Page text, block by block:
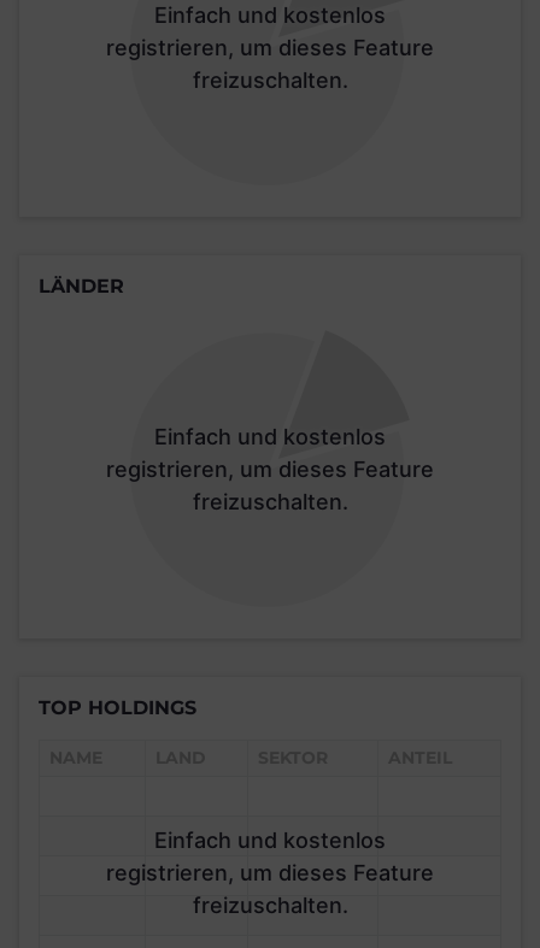
Einfach und kostenlos
registrieren, um dieses Feature
freizuschalten.
LÄNDER
Einfach und kostenlos
registrieren, um dieses Feature
freizuschalten.
TOP HOLDINGS
Einfach und kostenlos
registrieren, um dieses Feature
freizuschalten.